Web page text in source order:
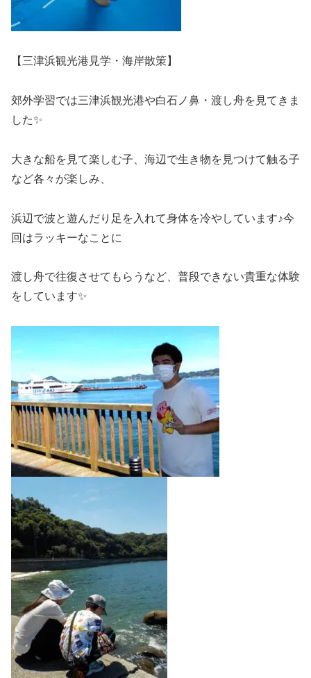
【三津浜観光港見学・海岸散策】
郊外学習では三津浜観光港や白石ノ鼻・渡し舟を見てきま
した✨
大きな船を見て楽しむ子、海辺で生き物を見つけて触る子
など各々が楽しみ、
浜辺で波と遊んだり足を入れて身体を冷やしています♪今
回はラッキーなことに
渡し舟で往復させてもらうなど、普段できない貴重な体験
をしています✨